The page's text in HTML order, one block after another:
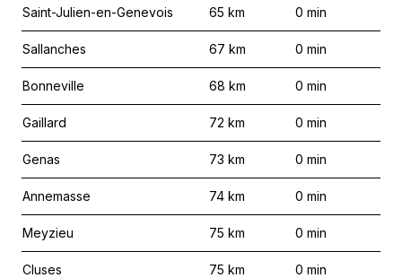
Saint-Julien-en-Genevois 65 km 0 min
Sallanches 67 km 0 min
Bonneville 68 km 0 min
Gaillard 72 km 0 min
Genas 73 km 0 min
Annemasse 74 km 0 min
Meyzieu 75 km 0 min
Cluses 75 km 0 min